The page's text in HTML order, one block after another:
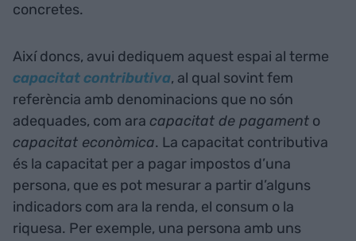
concretes.
Així doncs, avui dediquem aquest espai al terme
capacitat contributiva, al qual sovint fem
referència amb denominacions que no són
adequades, com ara capacitat de pagament o
capacitat econòmica. La capacitat contributiva
és la capacitat per a pagar impostos d’una
persona, que es pot mesurar a partir d’alguns
indicadors com ara la renda, el consum o la
riquesa. Per exemple, una persona amb uns